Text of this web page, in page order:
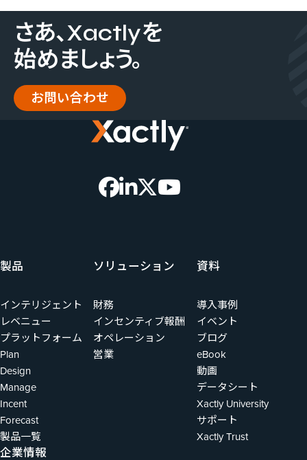
さあ、​Xactlyを​
始めましょう。
お問い合わせ
製品
インテリジェント
レベニュー
プラットフォーム
Plan
Design
Manage
Incent
Forecast
製品一覧
ソリューション
財務
インセンティブ報酬
オペレーション
営業
資料
導入事例
イベント
ブログ
eBook
動画
データシート
Xactly University
サポート
Xactly Trust
企業情報